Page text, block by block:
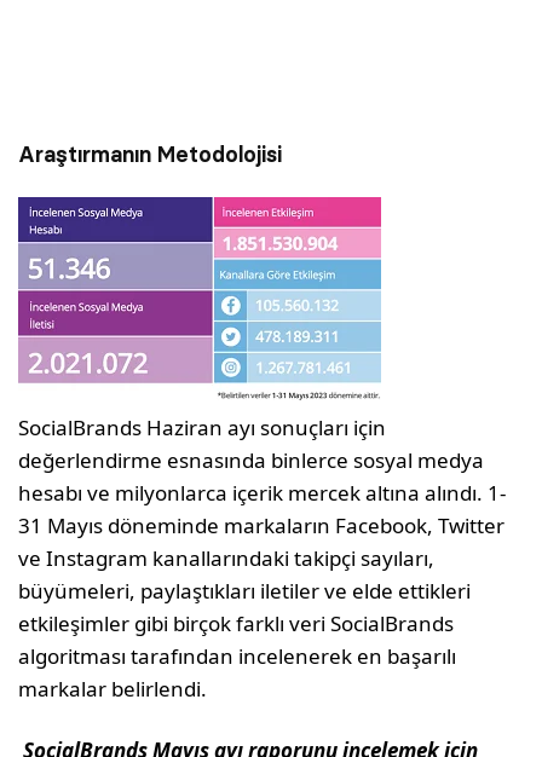
Araştırmanın Metodolojisi
SocialBrands Haziran ayı sonuçları için
değerlendirme esnasında binlerce sosyal medya
hesabı ve milyonlarca içerik mercek altına alındı. 1-
31 Mayıs döneminde markaların Facebook, Twitter
ve Instagram kanallarındaki takipçi sayıları,
büyümeleri, paylaştıkları iletiler ve elde ettikleri
etkileşimler gibi birçok farklı veri SocialBrands
algoritması tarafından incelenerek en başarılı
markalar belirlendi.
SocialBrands Mayıs ayı raporunu incelemek için